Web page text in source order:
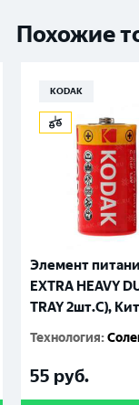
Похожие
KODAK
Элемент
EXTRA HEAVY
TRAY 2шт.C),
Технология:
55 руб.